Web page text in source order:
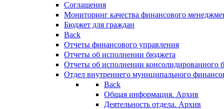
Соглашения
Мониторинг качества финансового
Бюджет для граждан
Back
Отчеты финансового управления
Отчеты об исполнении бюджета
Отчеты об исполнении консолидированного
Отдел внутреннего муниципального
Back
Общая информация. Архив
Деятельность отдела. Архив